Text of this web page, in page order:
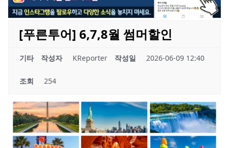
[푸른투어] 6,7,8월 썸머할인
기타 작성자 KReporter 작성일 2026-06-09 12:40
조회 254